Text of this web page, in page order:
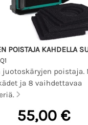
POISTAJA KAHDELLA
juotoskäryjen poistaja.
ja 8 vaihdettavaa
55,00 €